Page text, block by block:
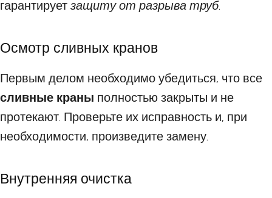
гарантирует защиту от разрыва труб.
Осмотр сливных кранов
Первым делом необходимо убедиться, что все
сливные краны полностью закрыты и не
протекают. Проверьте их исправность и, при
необходимости, произведите замену.
Внутренняя очистка